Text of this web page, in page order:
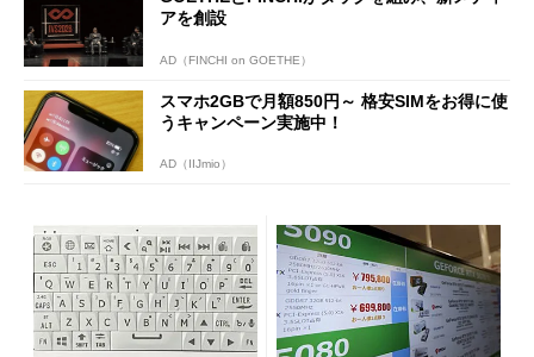
アを創設
AD（FINCHI on GOETHE）
スマホ2GBで月額850円～ 格安SIMをお得に使
うキャンペーン実施中！
AD（IIJmio）